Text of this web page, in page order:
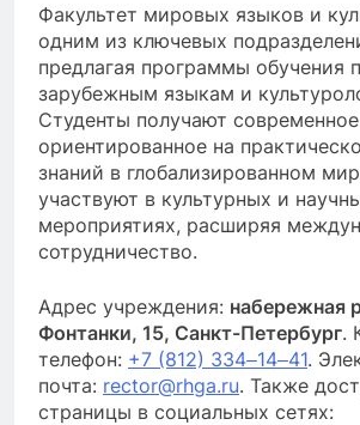
Факультет мировых языков и
одним из ключевых
предлагая программы обучения
зарубежным языкам и
Студенты получают
ориентированное на
знаний в глобализированном
участвуют в культурных и
мероприятиях, расширяя
сотрудничество.
Адрес учреждения: набережная
Фонтанки, 15, Санкт-Петербург.
телефон: +7 (812) 334‒14‒41.
почта: rector@rhga.ru. Также
страницы в социальных сетях: